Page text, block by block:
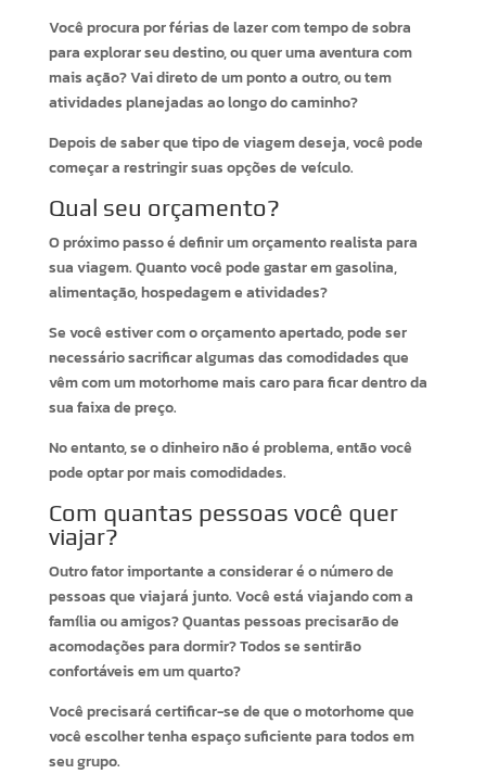
Você procura por férias de lazer com tempo de sobra
para explorar seu destino, ou quer uma aventura com
mais ação? Vai direto de um ponto a outro, ou tem
atividades planejadas ao longo do caminho?
Depois de saber que tipo de viagem deseja, você pode
começar a restringir suas opções de veículo.
Qual seu orçamento?
O próximo passo é definir um orçamento realista para
sua viagem. Quanto você pode gastar em gasolina,
alimentação, hospedagem e atividades?
Se você estiver com o orçamento apertado, pode ser
necessário sacrificar algumas das comodidades que
vêm com um motorhome mais caro para ficar dentro da
sua faixa de preço.
No entanto, se o dinheiro não é problema, então você
pode optar por mais comodidades.
Com quantas pessoas você quer
viajar?
Outro fator importante a considerar é o número de
pessoas que viajará junto. Você está viajando com a
família ou amigos? Quantas pessoas precisarão de
acomodações para dormir? Todos se sentirão
confortáveis em um quarto?
Você precisará certificar-se de que o motorhome que
você escolher tenha espaço suficiente para todos em
seu grupo.